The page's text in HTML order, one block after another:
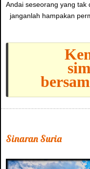
Andai seseorang yang tak
janganlah hampakan
Sinaran Suria